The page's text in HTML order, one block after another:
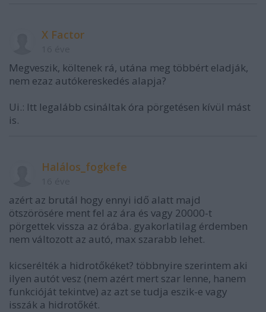
X Factor
Megveszik, költenek rá, utána meg többért eladják,
nem ezaz autókereskedés alapja?
Ui.: Itt legalább csináltak óra pörgetésen kívül mást
is.
Halálos_fogkefe
azért az brutál hogy ennyi idő alatt majd
ötszörösére ment fel az ára és vagy 20000-t
pörgettek vissza az órába. gyakorlatilag érdemben
nem változott az autó, max szarabb lehet.
kicserélték a hidrotőkéket? többnyire szerintem aki
ilyen autót vesz (nem azért mert szar lenne, hanem
funkcióját tekintve) az azt se tudja eszik-e vagy
isszák a hidrotőkét.